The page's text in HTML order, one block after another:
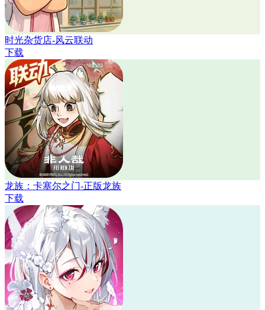
时光杂货店-风云联动
下载
龙族：卡塞尔之门-正版龙族
下载